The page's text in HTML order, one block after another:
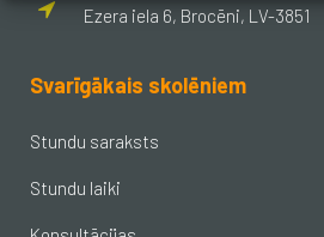
Ezera iela 6, Brocēni, LV-3851
Svarīgākais skolēniem
Stundu saraksts
Stundu laiki